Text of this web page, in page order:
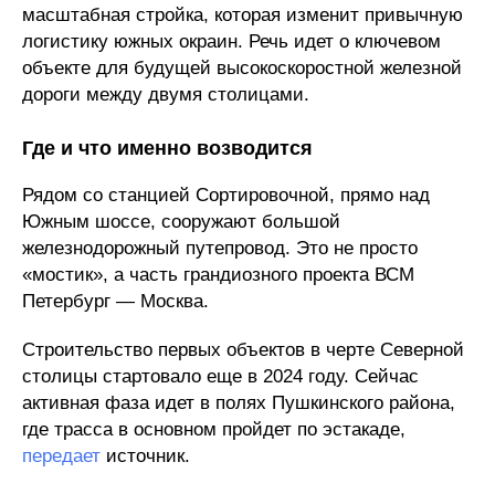
масштабная стройка, которая изменит привычную
логистику южных окраин. Речь идет о ключевом
объекте для будущей высокоскоростной железной
дороги между двумя столицами.
Где и что именно возводится
Рядом со станцией Сортировочной, прямо над
Южным шоссе, сооружают большой
железнодорожный путепровод. Это не просто
«мостик», а часть грандиозного проекта ВСМ
Петербург — Москва.
Строительство первых объектов в черте Северной
столицы стартовало еще в 2024 году. Сейчас
активная фаза идет в полях Пушкинского района,
где трасса в основном пройдет по эстакаде,
передает источник.